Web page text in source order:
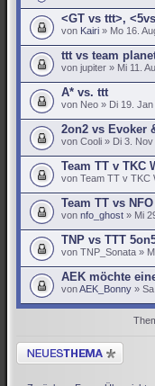
<GT vs ttt>,
von Kairi » Mo 16.
ttt vs team
von jupiter » Mi 11.
A* vs. ttt
von Neo » Di 19.
2on2 vs Evoker
von Cooli » Di 3.
Team TT v TKC
von Team TT v TKC
Team TT vs NFO
von nfo_ghost » Mi
TNP vs TTT
von TNP_Sonata »
AEK möchte
vonAEK_Bonny »
Neues Thema erstellen